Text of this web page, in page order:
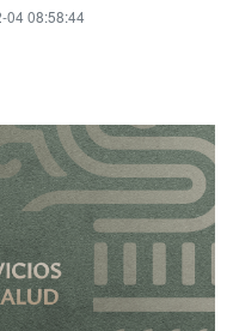
04 08:58:44